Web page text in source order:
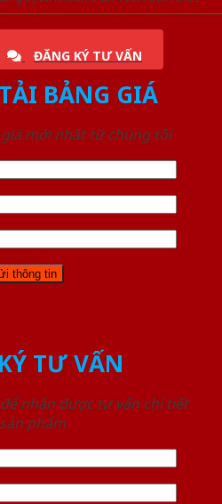
ĐĂNG KÝ TƯ VẤN
BẢNG GIÁ
mới nhất từ chúng tôi
TƯ VẤN
nhận được tư vấn chi tiết
phẩm